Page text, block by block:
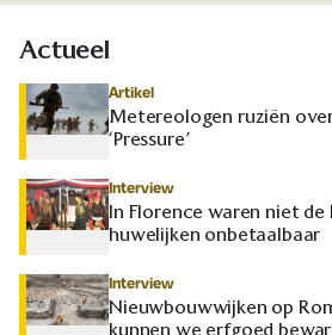
Actueel
Artikel
Metereologen ruziën
‘Pressure’
Interview
In Florence waren niet de
huwelijken onbetaalbaar
Interview
Nieuwbouwwijken op
kunnen we erfgoed